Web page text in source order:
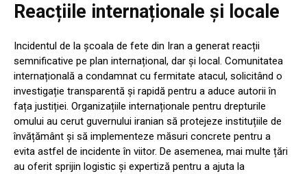
Reacțiile internaționale și locale
Incidentul de la școala de fete din Iran a generat reacții
semnificative pe plan internațional, dar și local. Comunitatea
internațională a condamnat cu fermitate atacul, solicitând o
investigație transparentă și rapidă pentru a aduce autorii în
fața justiției. Organizațiile internaționale pentru drepturile
omului au cerut guvernului iranian să protejeze instituțiile de
învățământ și să implementeze măsuri concrete pentru a
evita astfel de incidente în viitor. De asemenea, mai multe țări
au oferit sprijin logistic și expertiză pentru a ajuta la